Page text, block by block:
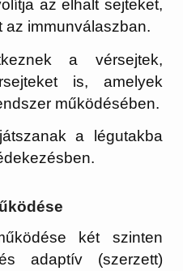
az elhalt sejteket,
az immunválaszban.
a vérsejtek,
is, amelyek
működésében.
a légutakba
két szinten
adaptív (szerzett)